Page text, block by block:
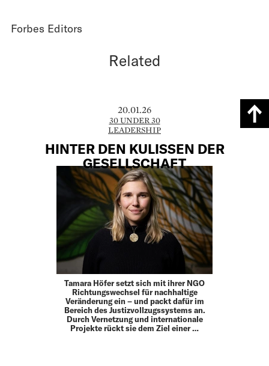
Forbes Editors
Related
20.01.26
30 UNDER 30
LEADERSHIP
HINTER DEN KULISSEN DER
GESELLSCHAFT
Tamara Höfer setzt sich mit ihrer NGO
Richtungswechsel für nachhaltige
Veränderung ein – und packt dafür im
Bereich des Justizvollzugssystems an.
Durch Vernetzung und internationale
Projekte rückt sie dem Ziel einer …